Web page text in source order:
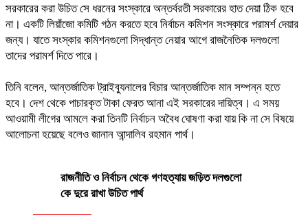
সরকারের করা উচিত সে ধরনের সংস্কারে অন্তর্বরতী সরকারের হাত দেয়া ঠিক হবে
না। একটি লিয়াঁজো কমিটি গঠন করতে হবে নির্বাচন কমিশন সংস্কারে পরামর্শ দেয়ার
জন্য। যাতে সংস্কার কমিশনগুলো সিদ্ধান্ত নেয়ার আগে রাজনৈতিক দলগুলো
তাদের পরামর্শ দিতে পারে।
তিনি বলেন, আন্তর্জাতিক ট্রাইব্যুনালের বিচার আন্তর্জাতিক মান সম্পন্ন হতে
হবে। দেশ থেকে পাচারকৃত টাকা ফেরত আনা এই সরকারের দায়িত্ব। এ সময়
আওয়ামী লীগের আমলে করা তিনটি নির্বাচন অবৈধ ঘোষণা করা যায় কি না সে বিষয়ে
আলোচনা হয়েছে বলেও জানান আন্দালিব রহমান পার্থ।
রাজনীতি ও নির্বাচন থেকে গণহত্যায় জড়িত দলগুলো
কে দুরে রাখা উচিত পার্থ